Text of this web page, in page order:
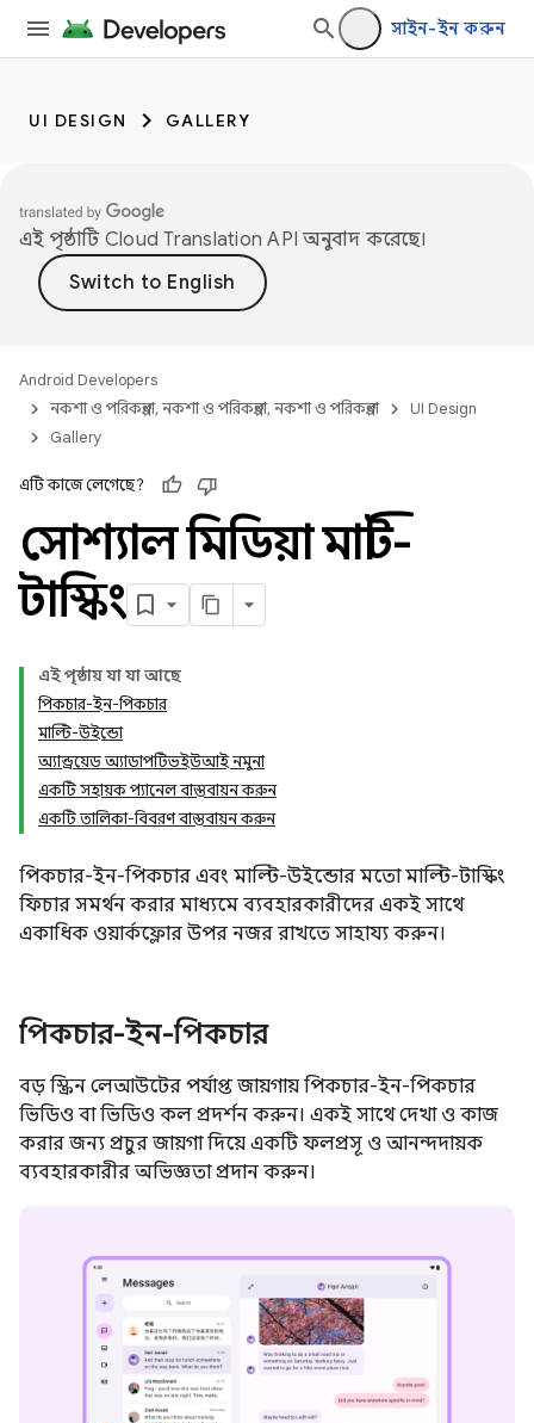
সাইন-ইন করুন
UI DESIGN GALLERY
এই পৃষ্ঠাটি Cloud Translation API অনুবাদ করেছে।
Android Developers
নকশা ও পরিকল্পনা, নকশা ও পরিকল্পনা, নকশা ও পরিকল্পনা
UI Design
Gallery
এটি কাজে লেগেছে?
সোশ্যাল মিডিয়া মাল্টি-
টাস্কিং
এই পৃষ্ঠায় যা যা আছে
পিকচার-ইন-পিকচার
মাল্টি-উইন্ডো
অ্যান্ড্রয়েড অ্যাডাপটিভইউআই নমুনা
একটি সহায়ক প্যানেল বাস্তবায়ন করুন
একটি তালিকা-বিবরণ বাস্তবায়ন করুন
পিকচার-ইন-পিকচার এবং মাল্টি-উইন্ডোর মতো মাল্টি-টাস্কিং
ফিচার সমর্থন করার মাধ্যমে ব্যবহারকারীদের একই সাথে
একাধিক ওয়ার্কফ্লোর উপর নজর রাখতে সাহায্য করুন।
পিকচার-ইন-পিকচার
বড় স্ক্রিন লেআউটের পর্যাপ্ত জায়গায় পিকচার-ইন-পিকচার
ভিডিও বা ভিডিও কল প্রদর্শন করুন। একই সাথে দেখা ও কাজ
করার জন্য প্রচুর জায়গা দিয়ে একটি ফলপ্রসূ ও আনন্দদায়ক
ব্যবহারকারীর অভিজ্ঞতা প্রদান করুন।